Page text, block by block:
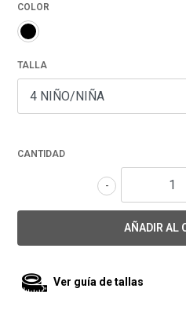
COLOR
TALLA
CANTIDAD
-
Ver guía de tallas